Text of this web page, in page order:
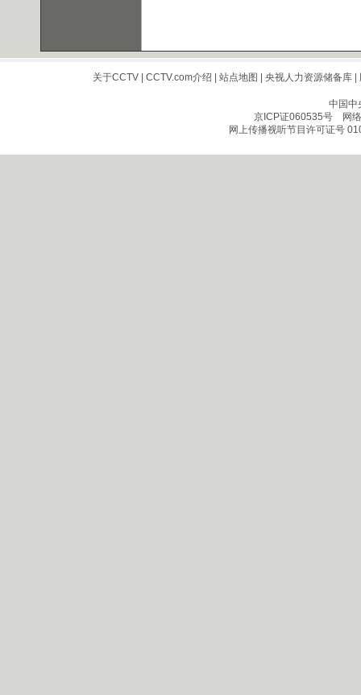
关于CCTV| CCTV.com介绍 站点地图 央视人力资源储备库|
中国中
京ICP证060535号网络
网上传播视听节目许可证号